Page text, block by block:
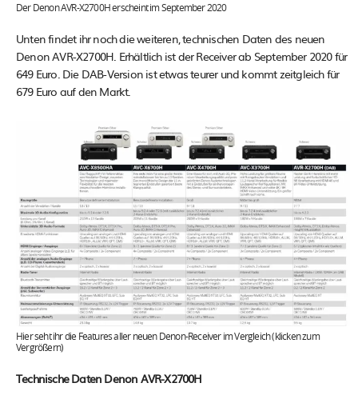
Der Denon AVR-X2700H erscheint im September 2020
Unten findet ihr noch die weiteren, technischen Daten des neuen
Denon AVR-X2700H. Erhältlich ist der Receiver ab September 2020 für
649 Euro. Die DAB-Version ist etwas teurer und kommt zeitgleich für
679 Euro auf den Markt.
Hier seht ihr die Features aller neuen Denon-Receiver im Vergleich (klicken zum
Vergrößern)
Technische Daten Denon AVR-X2700H